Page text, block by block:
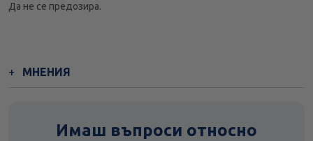
Да не се предозира.
МНЕНИЯ
Имаш въпроси относно